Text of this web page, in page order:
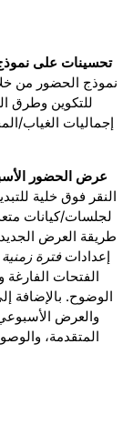
تحسينات على
نموذج الحضور من
للتكوين وطرق
إجماليات الغياب/
عرض الحضور
النقر فوق خلية
لجلسات/كيانات
طريقة العرض
إعداداتفترة
الفتحات
الوضوح. بالإضافة
والعرض
المتقدمة،